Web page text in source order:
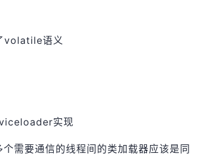
volatile语义
实现
需要通信的线程间的类加载器应该是同